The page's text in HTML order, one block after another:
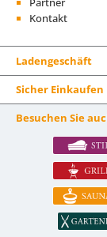
Kontakt
Ladengeschäft
Sicher Einkaufen
Besuchen Sie